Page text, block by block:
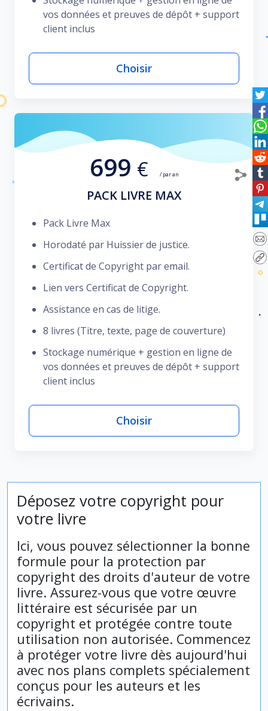
vos données et preuves de dépôt + support
client inclus
Choisir
699 € / par an
PACK LIVRE MAX
Pack Livre Max
Horodaté par Huissier de justice.
Certificat de Copyright par email.
Lien vers Certificat de Copyright.
Assistance en cas de litige.
8 livres (Titre, texte, page de couverture)
Stockage numérique + gestion en ligne de
vos données et preuves de dépôt + support
client inclus
Choisir
Déposez votre copyright pour
votre livre
Ici, vous pouvez sélectionner la bonne
formule pour la protection par
copyright des droits d'auteur de votre
livre. Assurez-vous que votre œuvre
littéraire est sécurisée par un
copyright et protégée contre toute
utilisation non autorisée. Commencez
à protéger votre livre dès aujourd'hui
avec nos plans complets spécialement
conçus pour les auteurs et les
écrivains.